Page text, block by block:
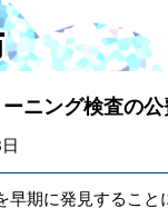
ニング検査の
早期に発見すること